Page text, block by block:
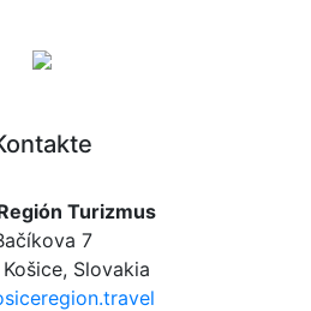
Turizmus
7
Slovakia